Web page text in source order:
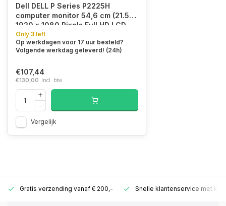
Dell DELL P Series P2225H
computer monitor 54,6 cm (21.5")
1920 x 1080 Pixels Full HD LCD
Zwart, Zilver
Only 3 left
Op werkdagen voor 17 uur besteld?
Volgende werkdag geleverd! (24h)
€107,44
€130,00 Incl. btw
Vergelijk
Gratis verzending vanaf € 200,- Snelle klantenservice met